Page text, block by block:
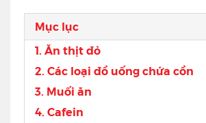
Mục lục
1. Ăn thịt đỏ
2. Các loại đồ uống chứa cồn
3. Muối ăn
4. Cafein